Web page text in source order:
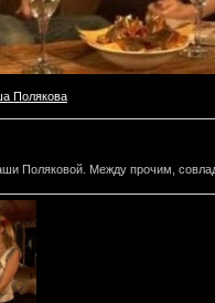
Полякова
Поляковой. Между прочим,